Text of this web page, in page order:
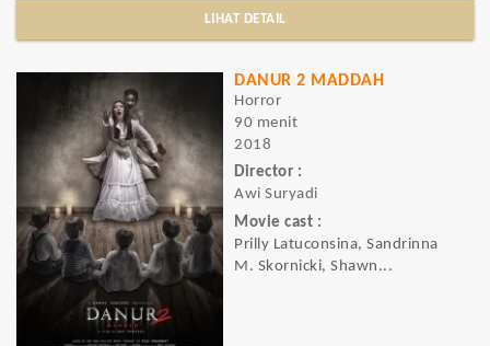
LIHAT DETAIL
DANUR 2 MADDAH
Horror
90 menit
2018
Director :
Awi Suryadi
Movie cast :
Prilly Latuconsina, Sandrinna
M. Skornicki, Shawn...